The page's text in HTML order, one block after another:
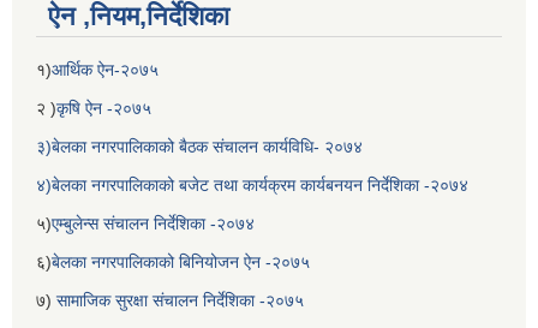
ऐन ,नियम,निर्देशिका
१)आर्थिक ऐन-२०७५
२ )कृषि ऐन -२०७५
३)बेलका नगरपालिकाको बैठक संचालन कार्यविधि- २०७४
४)बेलका नगरपालिकाको बजेट तथा कार्यक्रम कार्यबनयन निर्देशिका -२०७४
५)एम्बुलेन्स संचालन निर्देशिका -२०७४
६)बेलका नगरपालिकाको बिनियोजन ऐन -२०७५
७) सामाजिक सुरक्षा संचालन निर्देशिका -२०७५